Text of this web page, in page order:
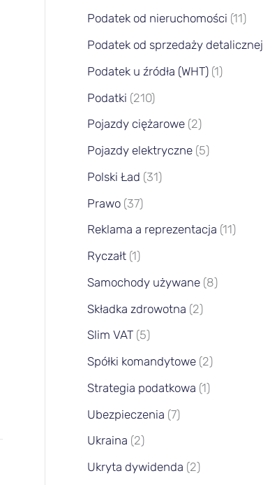
Podatek od nieruchomości (11)
Podatek od sprzedaży detalicznej
Podatek u źródła (WHT)(1)
Podatki (210)
Pojazdy ciężarowe(2)
Pojazdy elektryczne(5)
Polski Ład (31)
Prawo(37)
Reklama a reprezentacja (11)
Ryczałt(1)
Samochody używane(8)
Składka zdrowotna (2)
Slim VAT(5)
Spółki komandytowe(2)
Strategia podatkowa (1)
Ubezpieczenia (7)
Ukraina (2)
Ukryta dywidenda (2)